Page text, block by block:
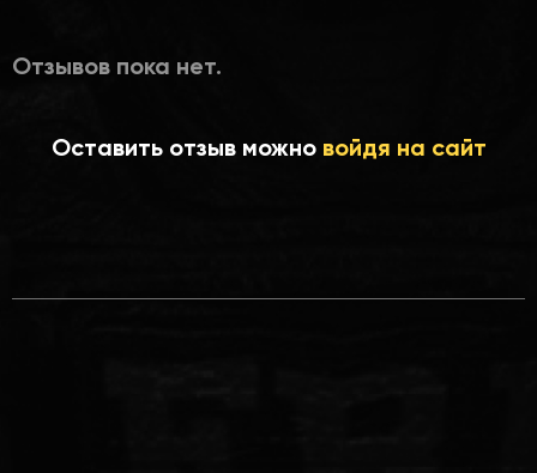
Отзывов пока нет.
Оставить отзыв можно войдя на сайт